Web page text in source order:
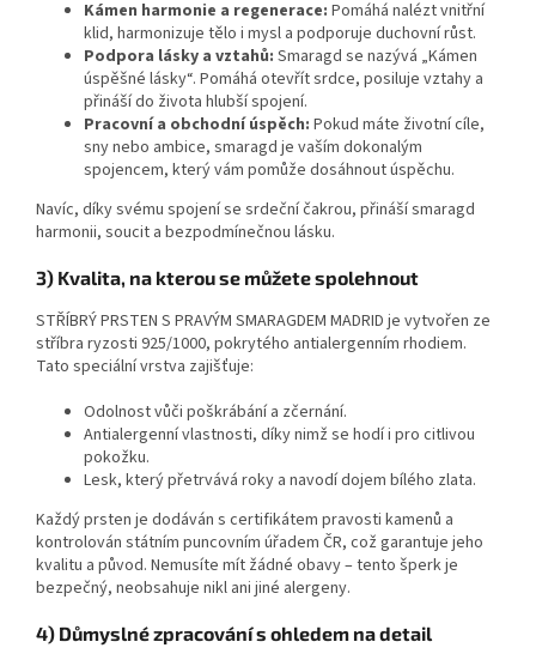
Kámen harmonie a regenerace: Pomáhá nalézt vnitřní
klid, harmonizuje tělo i mysl a podporuje duchovní růst.
Podpora lásky a vztahů: Smaragd se nazývá „Kámen
úspěšné lásky“. Pomáhá otevřít srdce, posiluje vztahy a
přináší do života hlubší spojení.
Pracovní a obchodní úspěch: Pokud máte životní cíle,
sny nebo ambice, smaragd je vaším dokonalým
spojencem, který vám pomůže dosáhnout úspěchu.
Navíc, díky svému spojení se srdeční čakrou, přináší smaragd
harmonii, soucit a bezpodmínečnou lásku.
3) Kvalita, na kterou se můžete spolehnout
STŘÍBRÝ PRSTEN S PRAVÝM SMARAGDEM MADRID je vytvořen ze
stříbra ryzosti 925/1000, pokrytého antialergenním rhodiem.
Tato speciální vrstva zajišťuje:
Odolnost vůči poškrábání a zčernání.
Antialergenní vlastnosti, díky nimž se hodí i pro citlivou
pokožku.
Lesk, který přetrvává roky a navodí dojem bílého zlata.
Každý prsten je dodáván s certifikátem pravosti kamenů a
kontrolován státním puncovním úřadem ČR, což garantuje jeho
kvalitu a původ. Nemusíte mít žádné obavy – tento šperk je
bezpečný, neobsahuje nikl ani jiné alergeny.
4) Důmyslné zpracování s ohledem na detail